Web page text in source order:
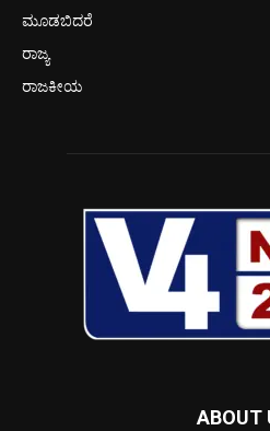
ಮೂಡಬಿದರೆ
ರಾಜ್ಯ
ರಾಜಕೀಯ
ABOUT